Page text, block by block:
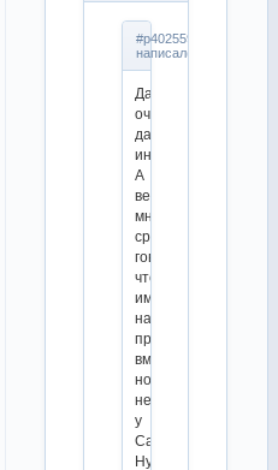
#p4025590,katerinovna
написал(а):
Да,
очень
даже
интересный.
А
ведь
многие
сразу
говорили,
что
им
надо
продолжать
вместе,
но
не
у
Самохина.
Ну,